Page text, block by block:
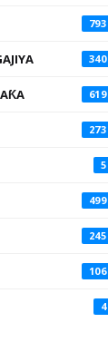
793
340
619
273
5
499
245
106
4